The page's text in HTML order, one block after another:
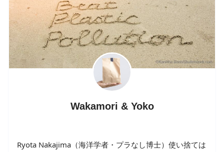
Wakamori & Yoko
Ryota Nakajima（海洋学者・プラなし博士）使い捨ては